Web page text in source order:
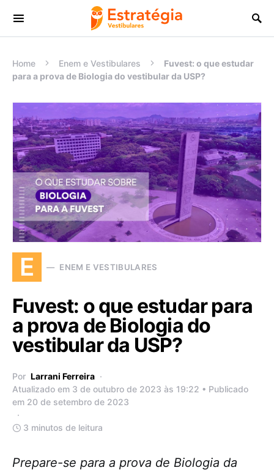
Procurar:
Home Enem e Vestibulares
Fuvest: o que estudar
para a prova de Biologia do vestibular da USP?
E ENEM E VESTIBULARES
Fuvest: o que estudar para
a prova de Biologia do
vestibular da USP?
Por Larrani Ferreira
Atualizado em 3 de outubro de 2023 às 19:22 • Publicado
em 20 de setembro de 2023
3 minutos de leitura
Prepare-se para a prova de Biologia da